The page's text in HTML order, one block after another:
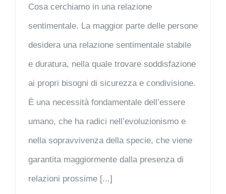
Cosa cerchiamo in una relazione
sentimentale. La maggior parte delle persone
desidera una relazione sentimentale stabile
e duratura, nella quale trovare soddisfazione
ai propri bisogni di sicurezza e condivisione.
È una necessità fondamentale dell’essere
umano, che ha radici nell’evoluzionismo e
nella sopravvivenza della specie, che viene
garantita maggiormente dalla presenza di
relazioni prossime [...]